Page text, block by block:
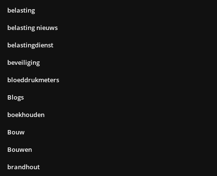
belasting
belasting nieuws
belastingdienst
beveiliging
bloeddrukmeters
Blogs
boekhouden
Bouw
Bouwen
brandhout